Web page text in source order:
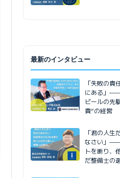
最新のインタビュー
「失敗の責
にある」
ビールの先
責”の経営
「君の人生
なさい」
トを断り、
だ整備士の